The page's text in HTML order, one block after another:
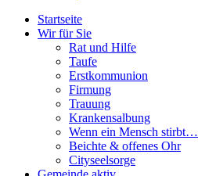
Startseite
Wir für Sie
Rat und Hilfe
Taufe
Erstkommunion
Firmung
Trauung
Krankensalbung
Wenn ein Mensch stirbt…
Beichte & offenes Ohr
Cityseelsorge